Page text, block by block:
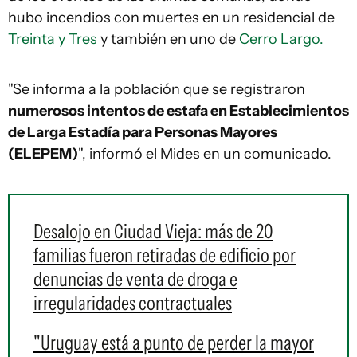
hubo incendios con muertes en un residencial de
Treinta y Tres y también en uno de Cerro Largo.
"Se informa a la población que se registraron
numerosos intentos de estafa en Establecimientos
de Larga Estadía para Personas Mayores
(ELEPEM)", informó el Mides en un comunicado.
Desalojo en Ciudad Vieja: más de 20
familias fueron retiradas de edificio por
denuncias de venta de droga e
irregularidades contractuales
"Uruguay está a punto de perder la mayor